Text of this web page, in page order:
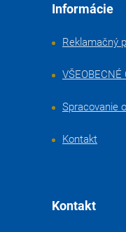
Informácie
Reklamačný
VŠEOBECNÉ
Spracovanie
Kontakt
Kontakt